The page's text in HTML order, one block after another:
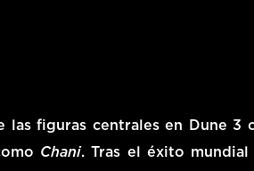
las figuras centrales en Dune 3
Chani. Tras el éxito mundial